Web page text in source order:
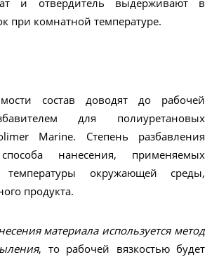
и отвердитель выдерживают в
при комнатной температуре.
состав доводят до рабочей
для полиуретановых
Marine. Степень разбавления
нанесения, применяемых
температуры окружающей среды,
продукта.
материала используется метод
, то рабочей вязкостью будет